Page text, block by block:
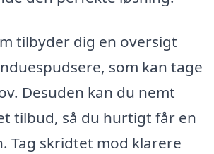
tilbyder dig en oversigt
som kan tage
Desuden kan du nemt
tilbud, så du hurtigt får en
Tag skridtet mod klarere